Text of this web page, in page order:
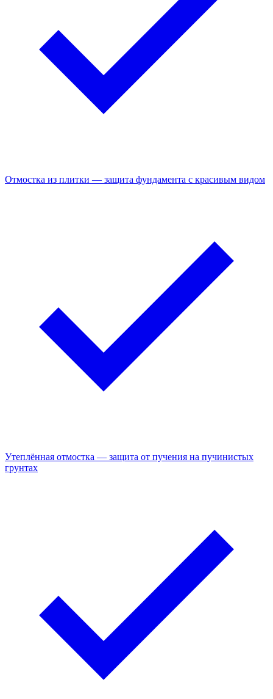
Отмостка из плитки — защита фундамента с красивым видом
Утеплённая отмостка — защита от пучения на пучинистых
грунтах